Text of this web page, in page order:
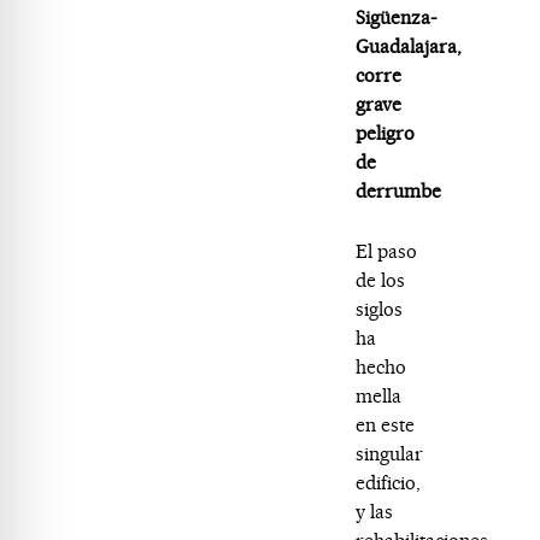
Sigüenza-
Guadalajara,
corre
grave
peligro
de
derrumbe
El paso
de los
siglos
ha
hecho
mella
en este
singular
edificio,
y las